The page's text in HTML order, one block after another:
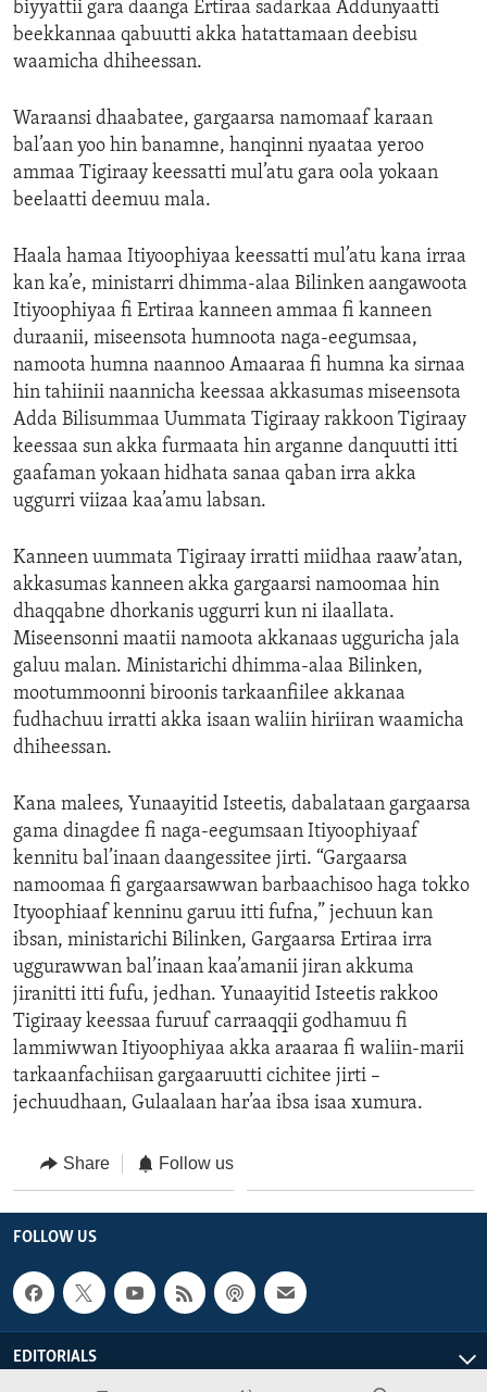
biyyattii gara daanga Ertiraa sadarkaa Addunyaatti
beekkannaa qabuutti akka hatattamaan deebisu
waamicha dhiheessan.
Waraansi dhaabatee, gargaarsa namomaaf karaan
bal’aan yoo hin banamne, hanqinni nyaataa yeroo
ammaa Tigiraay keessatti mul’atu gara oola yokaan
beelaatti deemuu mala.
Haala hamaa Itiyoophiyaa keessatti mul’atu kana irraa
kan ka’e, ministarri dhimma-alaa Bilinken aangawoota
Itiyoophiyaa fi Ertiraa kanneen ammaa fi kanneen
duraanii, miseensota humnoota naga-eegumsaa,
namoota humna naannoo Amaaraa fi humna ka sirnaa
hin tahiinii naannicha keessaa akkasumas miseensota
Adda Bilisummaa Uummata Tigiraay rakkoon Tigiraay
keessaa sun akka furmaata hin arganne danquutti itti
gaafaman yokaan hidhata sanaa qaban irra akka
uggurri viizaa kaa’amu labsan.
Kanneen uummata Tigiraay irratti miidhaa raaw’atan,
akkasumas kanneen akka gargaarsi namoomaa hin
dhaqqabne dhorkanis uggurri kun ni ilaallata.
Miseensonni maatii namoota akkanaas ugguricha jala
galuu malan. Ministarichi dhimma-alaa Bilinken,
mootummoonni biroonis tarkaanfiilee akkanaa
fudhachuu irratti akka isaan waliin hiriiran waamicha
dhiheessan.
Kana malees, Yunaayitid Isteetis, dabalataan gargaarsa
gama dinagdee fi naga-eegumsaan Itiyoophiyaaf
kennitu bal’inaan daangessitee jirti. “Gargaarsa
namoomaa fi gargaarsawwan barbaachisoo haga tokko
Ityoophiaaf kenninu garuu itti fufna,” jechuun kan
ibsan, ministarichi Bilinken, Gargaarsa Ertiraa irra
uggurawwan bal’inaan kaa’amanii jiran akkuma
jiranitti itti fufu, jedhan. Yunaayitid Isteetis rakkoo
Tigiraay keessaa furuuf carraaqqii godhamuu fi
lammiwwan Itiyoophiyaa akka araaraa fi waliin-marii
tarkaanfachiisan gargaaruutti cichitee jirti –
jechuudhaan, Gulaalaan har’aa ibsa isaa xumura.
Share Follow us
FOLLOW US
EDITORIALS